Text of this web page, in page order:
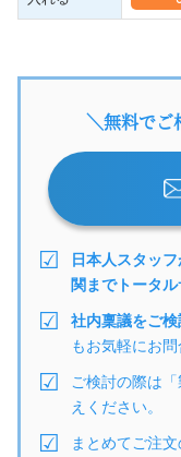
＼無料でご
日本人スタッ
関までトータ
社内稟議をご
もお気軽にお問
ご検討の際は
えください。
まとめてご注